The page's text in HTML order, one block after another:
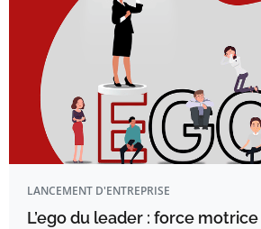
LANCEMENT D'ENTREPRISE
L’ego du leader : force